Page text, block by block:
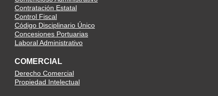
Contratación Estatal
Control Fiscal
Código Disciplinario Único
Concesiones Portuarias
Laboral Administrativo
COMERCIAL
Derecho Comercial
Propiedad Intelectual